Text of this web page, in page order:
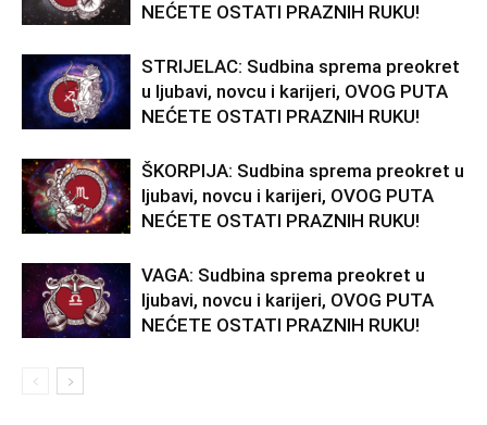
NEĆETE OSTATI PRAZNIH RUKU!
STRIJELAC: Sudbina sprema preokret
u ljubavi, novcu i karijeri, OVOG PUTA
NEĆETE OSTATI PRAZNIH RUKU!
ŠKORPIJA: Sudbina sprema preokret u
ljubavi, novcu i karijeri, OVOG PUTA
NEĆETE OSTATI PRAZNIH RUKU!
VAGA: Sudbina sprema preokret u
ljubavi, novcu i karijeri, OVOG PUTA
NEĆETE OSTATI PRAZNIH RUKU!